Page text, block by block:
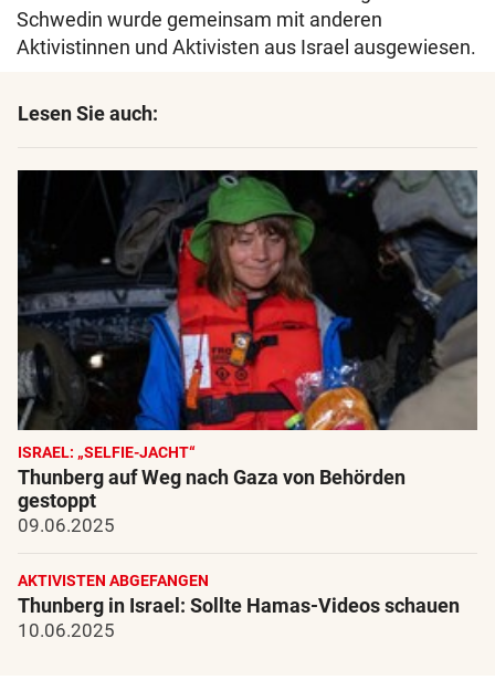
Schwedin wurde gemeinsam mit anderen
Aktivistinnen und Aktivisten aus Israel ausgewiesen.
Lesen Sie auch:
ISRAEL: „SELFIE-JACHT“
Thunberg auf Weg nach Gaza von Behörden
gestoppt
09.06.2025
AKTIVISTEN ABGEFANGEN
Thunberg in Israel: Sollte Hamas-Videos schauen
10.06.2025